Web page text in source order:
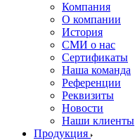
Компания
О компании
История
СМИ о нас
Cертификаты
Наша команда
Референции
Реквизиты
Новости
Наши клиенты
Продукция